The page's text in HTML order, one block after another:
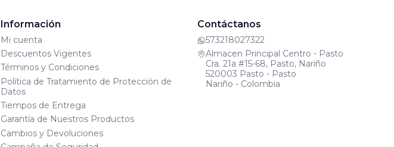
Información
Mi cuenta
Descuentos Vigentes
Términos y Condiciones
Política de Tratamiento de Protección de
Datos
Tiempos de Entrega
Garantía de Nuestros Productos
Cambios y Devoluciones
Contáctanos
573218027322
Almacen Principal Centro - Pasto
Cra. 21a #15-68, Pasto, Nariño
520003 Pasto - Pasto
Nariño - Colombia